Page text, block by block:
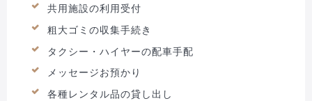
共用施設の利用受付
粗大ゴミの収集手続き
タクシー・ハイヤーの配車手配
メッセージお預かり
各種レンタル品の貸し出し